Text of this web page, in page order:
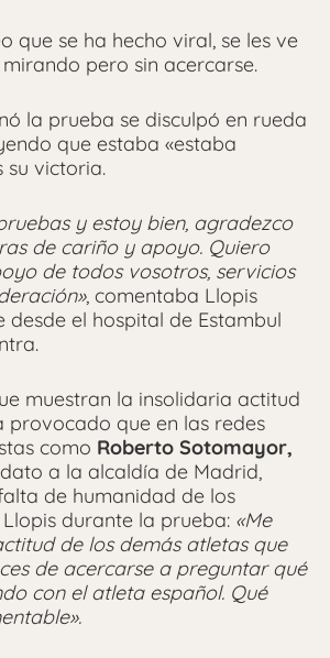
que se ha hecho viral, se les ve
pero sin acercarse.
la prueba se disculpó en rueda
que estaba «estaba
su victoria.
y estoy bien, agradezco
de cariño y apoyo. Quiero
de todos vosotros, servicios
, comentaba Llopis
desde el hospital de Estambul
muestran la insolidaria actitud
provocado que en las redes
como Roberto Sotomayor,
a la alcaldía de Madrid,
de humanidad de los
durante la prueba: «Me
de los demás atletas que
de acercarse a preguntar qué
con el atleta español. Qué